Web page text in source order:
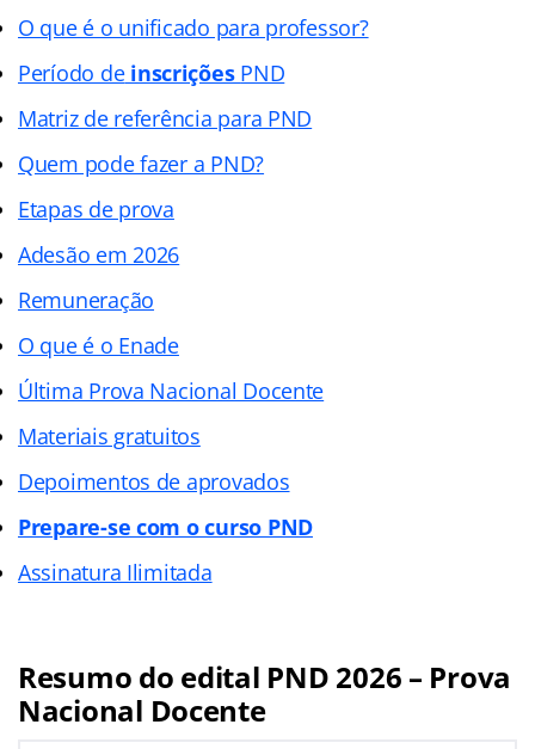
O que é o unificado para professor?
Período deinscrições PND
Matriz de referência para PND
Quem pode fazer a PND?
Etapas de prova
Adesão em 2026
Remuneração
O que é o Enade
Última Prova Nacional Docente
Materiais gratuitos
Depoimentos de aprovados
Prepare-se com o curso PND
Assinatura Ilimitada
Resumo do edital PND 2026 – Prova
Nacional Docente